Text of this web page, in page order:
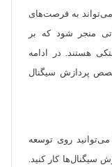
به فرصت‌های
منجر شود که بر
هستند. در ادامه
پردازش سیگنال
روی توسعه
سیگنال‌ها کار کنید.